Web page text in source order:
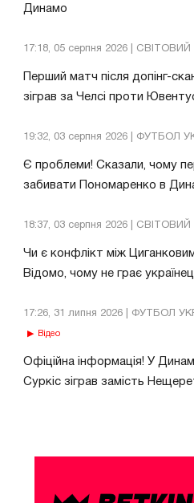
Динамо
17:18, 05 серпня 2026 |
Перший матч після допінг-
зіграв за Челсі проти
19:32, 03 серпня 2026 | ФУТБОЛ
Є проблеми! Сказали, чому
забивати Пономаренко в
18:37, 03 серпня 2026 |
Чи є конфлікт між
Відомо, чому не грає
17:26, 31 липня 2026 | ФУТБОЛ
Відео
Офіційна інформація! У
Суркіс зіграв замість